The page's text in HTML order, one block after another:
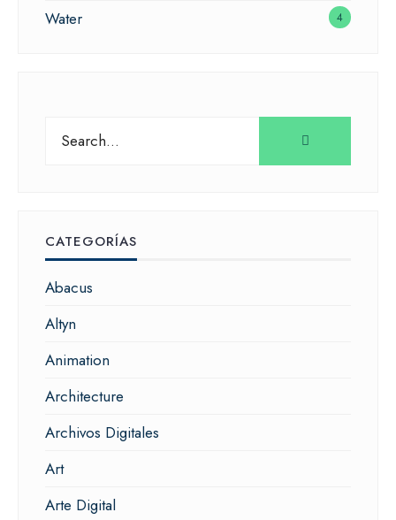
Water 4
for:
CATEGORÍAS
Abacus
Altyn
Animation
Architecture
Archivos Digitales
Art
Arte Digital